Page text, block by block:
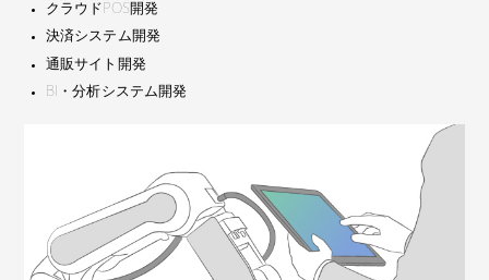
クラウドPOS開発
決済システム開発
通販サイト開発
BI・分析システム開発